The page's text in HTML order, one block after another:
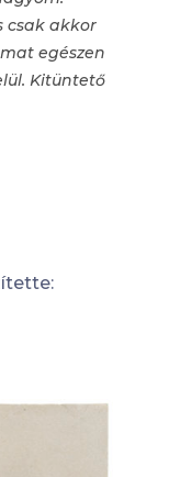
csak akkor
egészen
Kitüntető